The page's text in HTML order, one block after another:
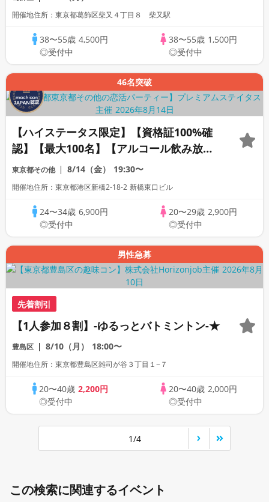
開催地住所：東京都葛飾区柴又４丁目８ 柴又駅
38〜55歳 4,500円
◎受付中
38〜55歳 1,500円
◎受付中
46名突破
【ハイステータス限定】【資格証100%確
認】【最大100名】【アルコール飲み放
題】【累計110万人動員】プレミアムステ
イタス
東京都その他 8/14（金） 19:30〜
開催地住所：東京都港区新橋2-18-2 新橋東口ビル
24〜34歳 6,900円
◎受付中
20〜29歳 2,900円
◎受付中
男性急募
先着割引
【1人参加８割】-ゆるっとバトミントン-★
豊島区 8/10（月） 18:00〜
開催地住所：東京都豊島区雑司が谷３丁目１−７
20〜40歳2,200円
◎受付中
20〜40歳 2,000円
◎受付中
1/4
この検索に関連するイベント